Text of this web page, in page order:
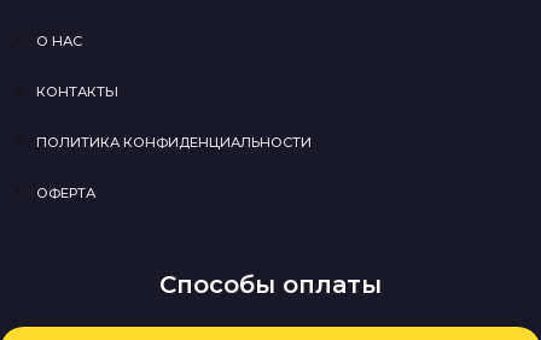
О НАС
КОНТАКТЫ
ПОЛИТИКА КОНФИДЕНЦИАЛЬНОСТИ
ОФЕРТА
Способы оплаты